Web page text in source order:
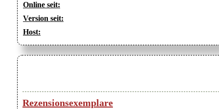
Online seit:
Version seit:
Host:
Rezensionsexemplare